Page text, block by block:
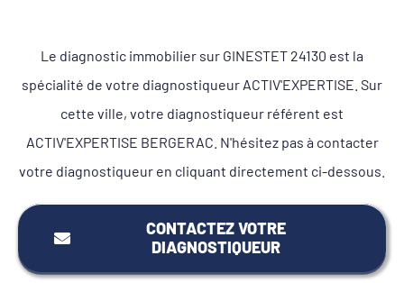
Le diagnostic immobilier sur GINESTET 24130 est la
spécialité de votre diagnostiqueur ACTIV'EXPERTISE. Sur
cette ville, votre diagnostiqueur référent est
ACTIV'EXPERTISE BERGERAC. N'hésitez pas à contacter
votre diagnostiqueur en cliquant directement ci-dessous.
CONTACTEZ VOTRE
DIAGNOSTIQUEUR